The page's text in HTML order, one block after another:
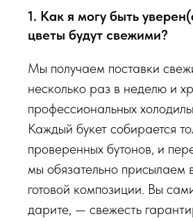
просим четко следовать
радовали Вас
Мы подходим к каждой доставке
наличии на момент нужной даты
определенный букет - Вы передаете
виду букета (Приблизительному
гаммы, формату), после заказа с Вами
администратор для уточнения деталей
Перед тем как отправить букет на
1. Как я могу быть
цветы будут свежими?
Мы получаем поставки
несколько раз в неделю и
профессиональных
Каждый букет собирается
проверенных бутонов, и
мы обязательно присылаем
готовой композиции. Вы
дарите, — свежесть